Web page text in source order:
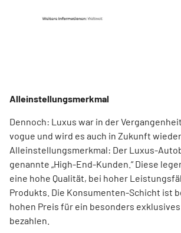
Alleinstellungsmerkmal
Dennoch: Luxus war in der
vogue und wird es auch in Zukunft
Alleinstellungsmerkmal: Der Luxus-
genannte „High-End-Kunden.“ Diese
eine hohe Qualität, bei hoher
Produkts. Die Konsumenten-Schicht ist
hohen Preis für ein besonders
bezahlen.